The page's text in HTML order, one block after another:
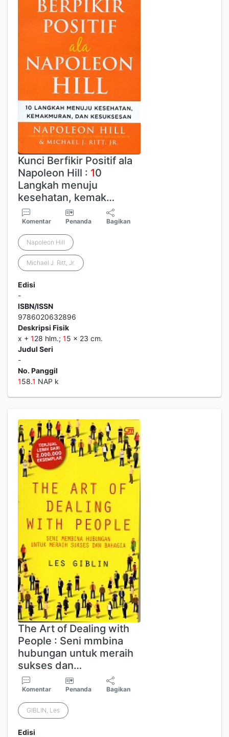
Kunci Berfikir Positif ala
Napoleon Hill : 10
Langkah menuju
kesehatan, kemak…
Komentar Penanda Bagikan
Napoleon Hill
Michael J. Ritt, Jr.
Edisi
-
ISBN/ISSN
9786020632896
Deskripsi Fisik
x + 128 hlm.; 15 x 23 cm.
Judul Seri
-
No. Panggil
158.1 NAP k
The Art of Dealing with
People : Seni mmbina
hubungan untuk meraih
sukses dan…
Komentar Penanda Bagikan
GIBLIN, Les
Edisi